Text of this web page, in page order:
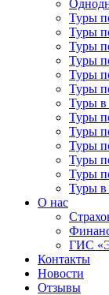
Туры
Туры
Туры
Туры
Туры
Туры
Туры в
Туры
Туры
Туры
Туры
Туры
Туры в
О нас
ГИС
Контакты
Новости
Отзывы